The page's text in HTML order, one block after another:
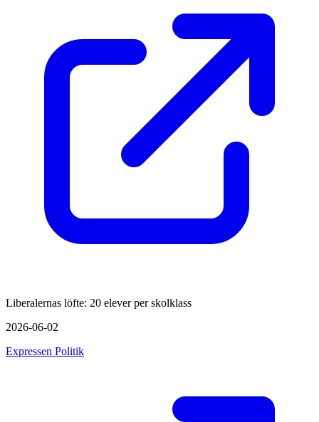
Liberalernas löfte: 20 elever per skolklass
2026-06-02
Expressen Politik